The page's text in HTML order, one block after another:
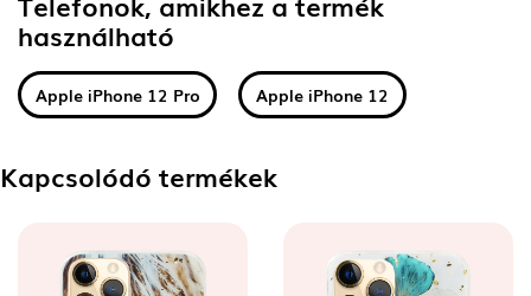
használható
Apple iPhone 12 Pro Apple iPhone 12
Kapcsolódó termékek